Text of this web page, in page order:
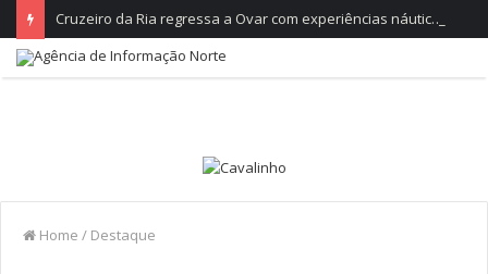
Cruzeiro da Ria regressa a Ovar com experiências náuticas e observação de aves
Home / Destaque